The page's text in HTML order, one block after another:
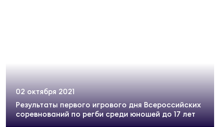
Результаты первого игрового дня Всероссийских
соревнований по регби среди юношей до 17 лет
02 октября 2021